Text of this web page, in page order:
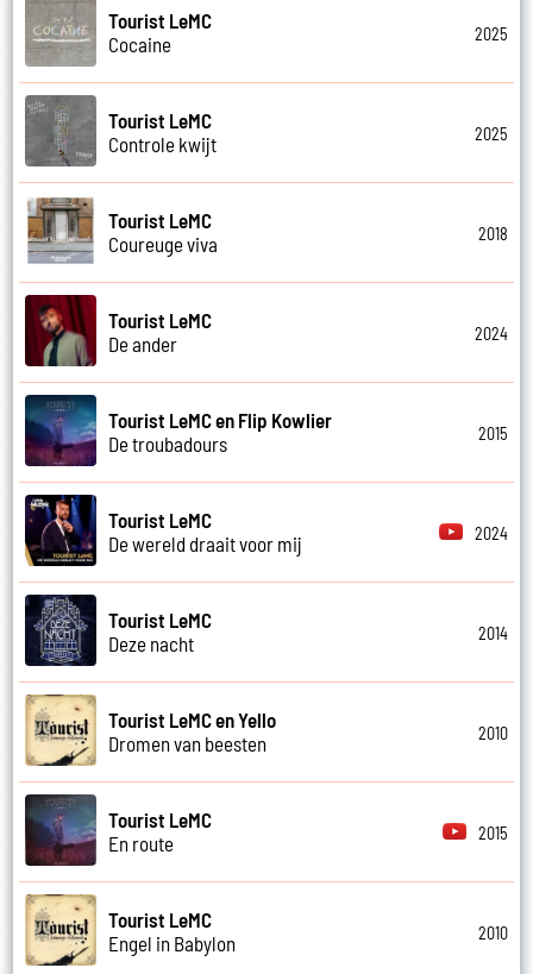
Tourist LeMC
Cocaine
2025
Tourist LeMC
Controle kwijt
2025
Tourist LeMC
Coureuge viva
2018
Tourist LeMC
De ander
2024
Tourist LeMC en Flip Kowlier
De troubadours
2015
Tourist LeMC
De wereld draait voor mij
2024
Tourist LeMC
Deze nacht
2014
Tourist LeMC en Yello
Dromen van beesten
2010
Tourist LeMC
En route
2015
Tourist LeMC
Engel in Babylon
2010